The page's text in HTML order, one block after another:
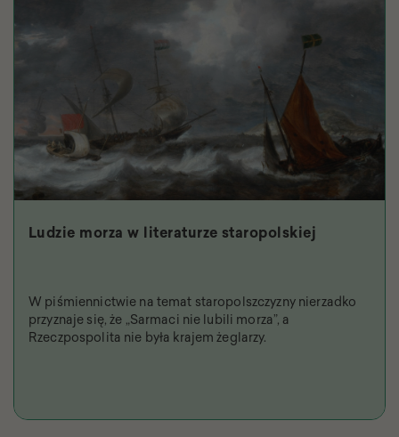
Ludzie morza w literaturze staropolskiej
W piśmiennictwie na temat staropolszczyzny nierzadko
przyznaje się, że „Sarmaci nie lubili morza”, a
Rzeczpospolita nie była krajem żeglarzy.